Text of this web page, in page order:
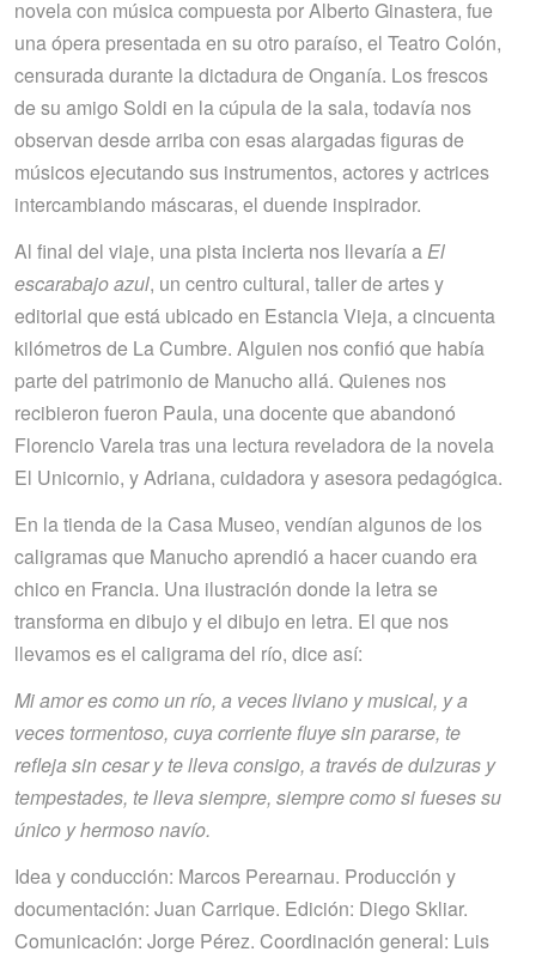
novela con música compuesta por Alberto Ginastera, fue
una ópera presentada en su otro paraíso, el Teatro Colón,
censurada durante la dictadura de Onganía. Los frescos
de su amigo Soldi en la cúpula de la sala, todavía nos
observan desde arriba con esas alargadas figuras de
músicos ejecutando sus instrumentos, actores y actrices
intercambiando máscaras, el duende inspirador.
Al final del viaje, una pista incierta nos llevaría aEl
escarabajo azul, un centro cultural, taller de artes y
editorial que está ubicado en Estancia Vieja, a cincuenta
kilómetros de La Cumbre. Alguien nos confió que había
parte del patrimonio de Manucho allá. Quienes nos
recibieron fueron Paula, una docente que abandonó
Florencio Varela tras una lectura reveladora de la novela
El Unicornio, y Adriana, cuidadora y asesora pedagógica.
En la tienda de la Casa Museo, vendían algunos de los
caligramas que Manucho aprendió a hacer cuando era
chico en Francia. Una ilustración donde la letra se
transforma en dibujo y el dibujo en letra. El que nos
llevamos es el caligrama del río, dice así:
Mi amor es como un río, a veces liviano y musical, y a
veces tormentoso, cuya corriente fluye sin pararse, te
refleja sin cesar y te lleva consigo, a través de dulzuras y
tempestades, te lleva siempre, siempre como si fueses su
único y hermoso navío.
Idea y conducción: Marcos Perearnau. Producción y
documentación: Juan Carrique. Edición: Diego Skliar.
Comunicación: Jorge Pérez. Coordinación general: Luis